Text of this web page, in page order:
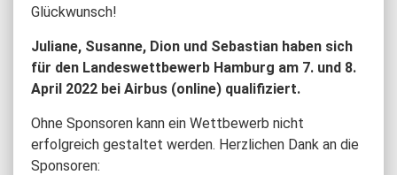
Glückwunsch!
Juliane, Susanne, Dion und Sebastian haben sich
für den Landeswettbewerb Hamburg am 7. und 8.
April 2022 bei Airbus (online) qualifiziert.
Ohne Sponsoren kann ein Wettbewerb nicht
erfolgreich gestaltet werden. Herzlichen Dank an die
Sponsoren: